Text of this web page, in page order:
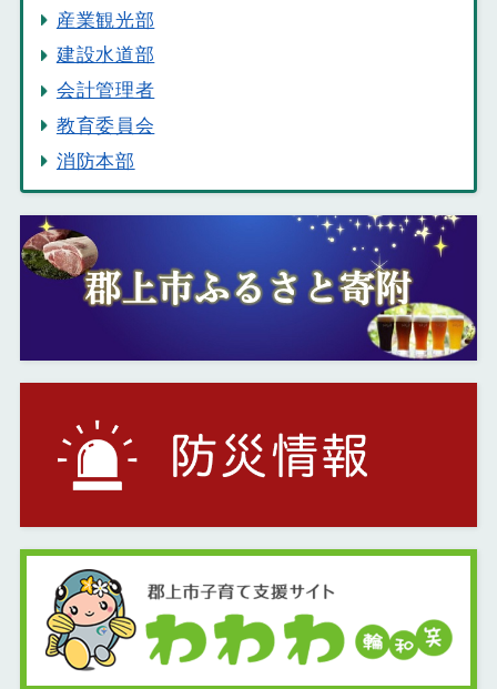
産業観光部
建設水道部
会計管理者
教育委員会
消防本部